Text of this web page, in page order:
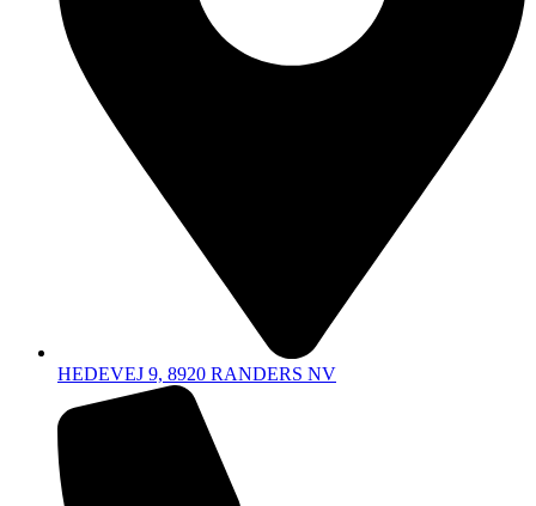
HEDEVEJ 9, 8920 RANDERS NV